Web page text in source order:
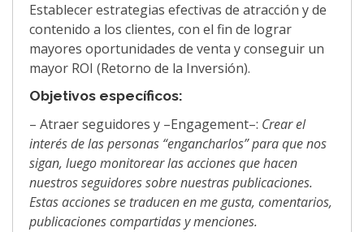
Establecer estrategias efectivas de atracción y de
contenido a los clientes, con el fin de lograr
mayores oportunidades de venta y conseguir un
mayor ROI (Retorno de la Inversión).
Objetivos específicos:
– Atraer seguidores y –Engagement–: Crear el
interés de las personas “engancharlos” para que nos
sigan, luego monitorear las acciones que hacen
nuestros seguidores sobre nuestras publicaciones.
Estas acciones se traducen en me gusta, comentarios,
publicaciones compartidas y menciones.